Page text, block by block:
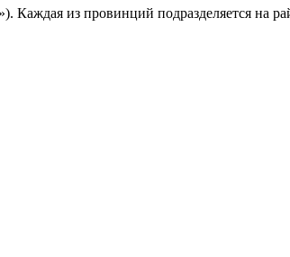
Каждая из провинций подразделяется на